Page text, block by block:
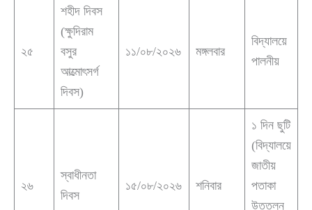
২৫
শহীদ দিবস
(ক্ষুদিরাম
বসুর
আত্মোৎসর্গ
দিবস)
১১/০৮/২০২৬ মঙ্গলবার
বিদ্যালয়ে
পালনীয়
২৬
স্বাধীনতা
দিবস
১৫/০৮/২০২৬ শনিবার
১ দিন ছুটি
(বিদ্যালয়ে
জাতীয়
পতাকা
উত্তলন